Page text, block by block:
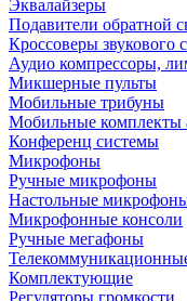
Эквалайзеры
Подавители обратной
Кроссоверы звукового
Аудио компрессоры,
Микшерные пульты
Мобильные трибуны
Мобильные комплекты
Конференц системы
Микрофоны
Ручные микрофоны
Настольные
Микрофонные консоли
Ручные мегафоны
Комплектующие
Регуляторы громкости